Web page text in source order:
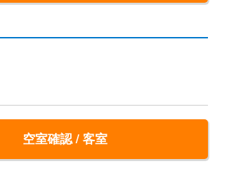
空室確認 / 客室